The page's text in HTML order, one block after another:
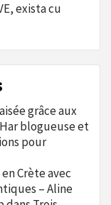
exista cu
grâce aux
blogueuse et
pour
Crète avec
– Aline